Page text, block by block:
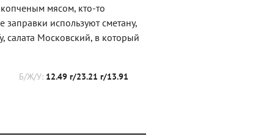
мясом, кто-то
используют сметану,
салата Московский, в который
Б/Ж/У: 12.49 г/23.21 г/13.91